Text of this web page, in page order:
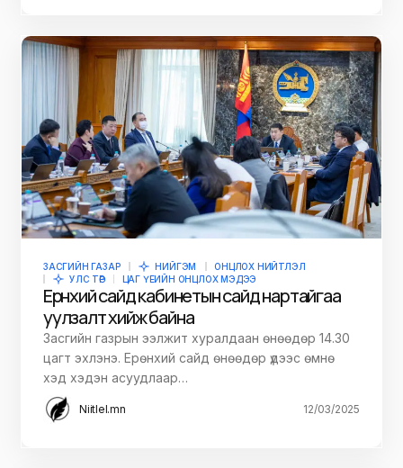
ЗАСГИЙН ГАЗАР НИЙГЭМ
ОНЦЛОХ НИЙТЛЭЛ
УЛС ТӨР
ЦАГ ҮЕИЙН ОНЦЛОХ МЭДЭЭ
Ерөнхий сайд кабинетын сайд нартайгаа
уулзалт хийж байна
Засгийн газрын ээлжит хуралдаан өнөөдөр 14.30
цагт эхлэнэ. Ерөнхий сайд өнөөдөр үдээс өмнө
хэд хэдэн асуудлаар…
Niitlel.mn 12/03/2025